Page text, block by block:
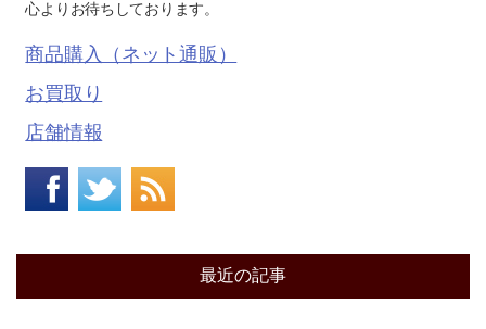
心よりお待ちしております。
商品購入（ネット通販）
お買取り
店舗情報
最近の記事